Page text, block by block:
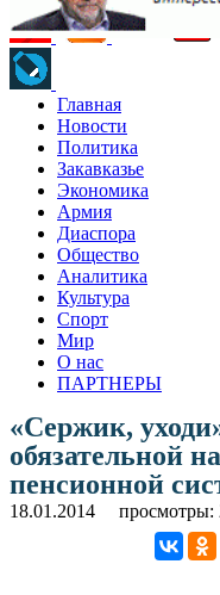
Главная
Новости
Политика
Закавказье
Экономика
Армия
Диаспора
Общество
Аналитика
Культура
Спорт
Мир
О нас
ПАРТНЕРЫ
«Сержик,
обязательной
пенсионной
18.01.2014 просмотры: